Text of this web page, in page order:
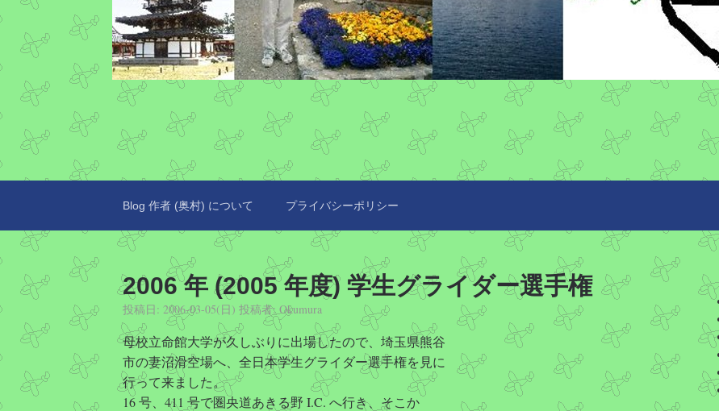
Blog 作者 (奥村) について プライバシーポリシー
2006 年 (2005 年度) 学生グライダー選手権
投稿日: 2006-03-05(日) 投稿者: Okumura
母校立命館大学が久しぶりに出場したので、埼玉県熊谷
市の妻沼滑空場へ、全日本学生グライダー選手権を見に
行って来ました。
16 号、411 号で圏央道あきる野 I.C. へ行き、そこか